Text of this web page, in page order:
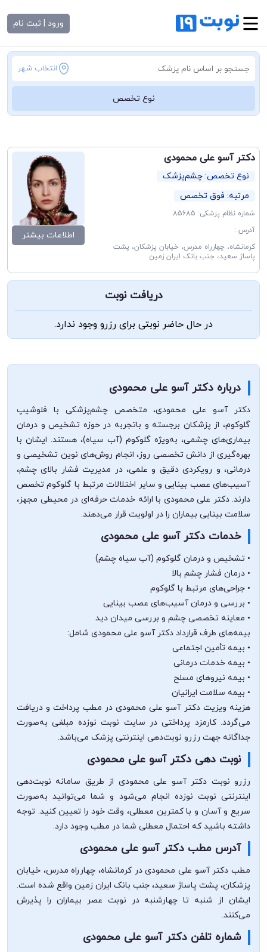
ورود | ثبت نام
انتخاب شهر
نوع تخصص
دکتر آسو علی محمودی
نوع تخصص: چشم‌پزشک
مرتبه: فوق تخصص
شماره نظام پزشکی: 85685
آدرس :
کرمانشاه، چهارراه مدرس، خیابان پزشکان، پشت
پاساژ سعید، جنب بانک ایران زمین
اطلاعات بیشتر
دریافت نوبت
در حال حاضر نوبتی برای رزرو وجود ندارد.
درباره دکتر آسو علی محمودی
دکتر آسو علی محمودی، متخصص چشم‌پزشکی با فلوشیپ
گلوکوم، از پزشکان برجسته و باتجربه در حوزه تشخیص و درمان
بیماری‌های چشمی، به‌ویژه گلوکوم (آب سیاه)، هستند. ایشان با
بهره‌گیری از دانش تخصصی روز، انجام روش‌های نوین تشخیصی و
درمانی، و رویکردی دقیق و علمی، در مدیریت فشار بالای چشم،
آسیب‌های عصب بینایی و سایر اختلالات مرتبط با گلوکوم تخصص
دارند. دکتر علی محمودی با ارائه خدمات حرفه‌ای در محیطی مجهز،
سلامت بینایی بیماران را در اولویت قرار می‌دهند.
خدمات دکتر آسو علی محمودی
• تشخیص و درمان گلوکوم (آب سیاه چشم)
• درمان فشار چشم بالا
• جراحی‌های مرتبط با گلوکوم
• بررسی و درمان آسیب‌های عصب بینایی
• معاینه تخصصی چشم و بررسی میدان دید
بیمه‌های طرف قرارداد دکتر آسو علی محمودی شامل:
• بیمه تأمین اجتماعی
• بیمه خدمات درمانی
• بیمه نیروهای مسلح
• بیمه سلامت ایرانیان
هزینه ویزیت دکتر آسو علی محمودی در مطب پرداخت و دریافت
می‌گردد. کارمزد پرداختی در سایت نوبت نوزده مبلغی به‌صورت
جداگانه جهت رزرو نوبت‌دهی اینترنتی پزشک می‌باشد.
نوبت دهی دکتر آسو علی محمودی
رزرو نوبت دکتر آسو علی محمودی از طریق سامانه نوبت‌دهی
اینترنتی نوبت نوزده انجام می‌شود و شما می‌توانید به‌صورت
سریع و آسان و با کمترین معطلی، وقت خود را تعیین کنید. توجه
داشته باشید که احتمال معطلی شما در مطب وجود دارد.
آدرس مطب دکتر آسو علی محمودی
مطب دکتر آسو علی محمودی در کرمانشاه، چهارراه مدرس، خیابان
پزشکان، پشت پاساژ سعید، جنب بانک ایران زمین واقع شده است.
ایشان از شنبه تا چهارشنبه در نوبت عصر بیماران را پذیرش
می‌کنند.
شماره تلفن دکتر آسو علی محمودی